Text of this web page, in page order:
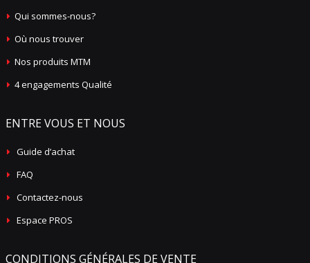
Qui sommes-nous?
Où nous trouver
Nos produits MTM
4 engagements Qualité
ENTRE VOUS ET NOUS
Guide d’achat
FAQ
Contactez-nous
Espace PROS
CONDITIONS GÉNÉRALES DE VENTE